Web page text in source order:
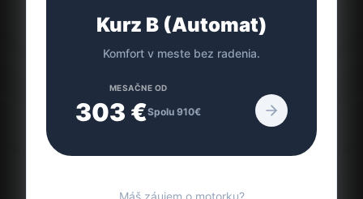
Kurz B (Automat)
Komfort v meste bez radenia.
MESAČNE OD
303 €Spolu 910€
Máš záujem o motorku?